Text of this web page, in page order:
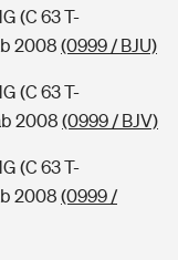
(C 63 T-
2008 (0999 / BJU)
(C 63 T-
2008 (0999 / BJV)
(C 63 T-
2008 (0999 /